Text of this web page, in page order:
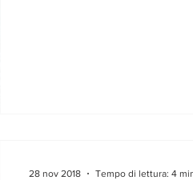
28 nov 2018 Tempo di lettura: 4